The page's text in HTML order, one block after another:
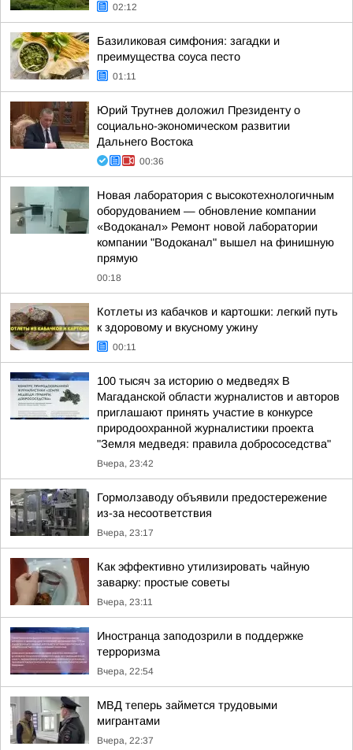
02:12
Базиликовая симфония: загадки и
преимущества соуса песто
01:11
Юрий Трутнев доложил Президенту о
социально-экономическом развитии
Дальнего Востока
00:36
Новая лаборатория с высокотехнологичным
оборудованием — обновление компании
«Водоканал» Ремонт новой лаборатории
компании "Водоканал" вышел на финишную
прямую
00:18
Котлеты из кабачков и картошки: легкий путь
к здоровому и вкусному ужину
00:11
100 тысяч за историю о медведях В
Магаданской области журналистов и авторов
приглашают принять участие в конкурсе
природоохранной журналистики проекта
"Земля медведя: правила добрососедства"
Вчера, 23:42
Гормолзаводу объявили предостережение
из-за несоответствия
Вчера, 23:17
Как эффективно утилизировать чайную
заварку: простые советы
Вчера, 23:11
Иностранца заподозрили в поддержке
терроризма
Вчера, 22:54
МВД теперь займется трудовыми
мигрантами
Вчера, 22:37